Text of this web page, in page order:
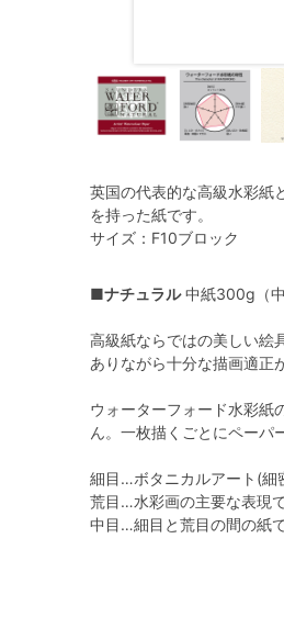
英国の代表的な高級水彩紙
を持った紙です。
サイズ：F10ブロック
■ナチュラル中紙300g（
高級紙ならではの美しい絵
ありながら十分な描画適正
ウォーターフォード水彩紙
ん。一枚描くごとにペーパ
細目…ボタニカルアート(細
荒目…水彩画の主要な表現
中目…細目と荒目の間の紙